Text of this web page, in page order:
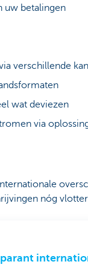
uw betalingen
verschillende
wat deviezen
via
nóg